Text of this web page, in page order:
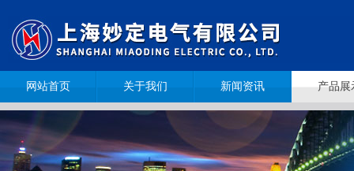
网站首页 关于我们 新闻资讯 产品展